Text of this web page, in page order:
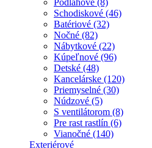
Podlahové (8)
Schodiskové (46)
Batériové (32)
Nočné (82)
Nábytkové (22)
Kúpeľnové (96)
Detské (48)
Kancelárske (120)
Priemyselné (30)
Núdzové (5)
S ventilátorom (8)
Pre rast rastlín (6)
Vianočné (140)
Exteriérové